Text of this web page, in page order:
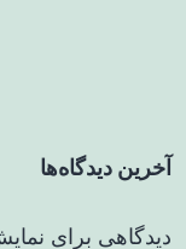
آخرین دیدگاه‌ها
دیدگاهی برای